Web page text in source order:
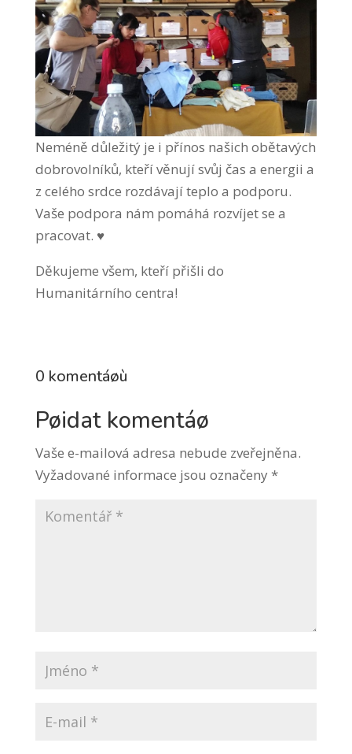
Neméně důležitý je i přínos našich obětavých
dobrovolníků, kteří věnují svůj čas a energii a
z celého srdce rozdávají teplo a podporu.
Vaše podpora nám pomáhá rozvíjet se a
pracovat. ♥️
Děkujeme všem, kteří přišli do
Humanitárního centra!
0 komentáøù
Pøidat komentáø
Vaše e-mailová adresa nebude zveřejněna.
Vyžadované informace jsou označeny *